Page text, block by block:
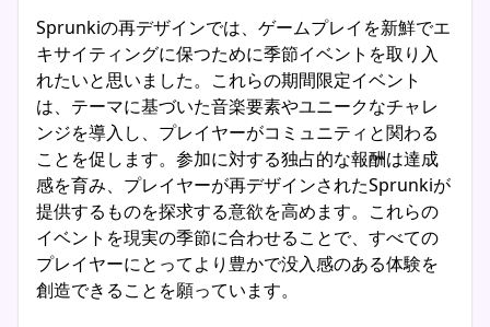
Sprunkiの再デザインでは、ゲームプレイを新鮮でエ
キサイティングに保つために季節イベントを取り入
れたいと思いました。これらの期間限定イベント
は、テーマに基づいた音楽要素やユニークなチャレ
ンジを導入し、プレイヤーがコミュニティと関わる
ことを促します。参加に対する独占的な報酬は達成
感を育み、プレイヤーが再デザインされたSprunkiが
提供するものを探求する意欲を高めます。これらの
イベントを現実の季節に合わせることで、すべての
プレイヤーにとってより豊かで没入感のある体験を
創造できることを願っています。